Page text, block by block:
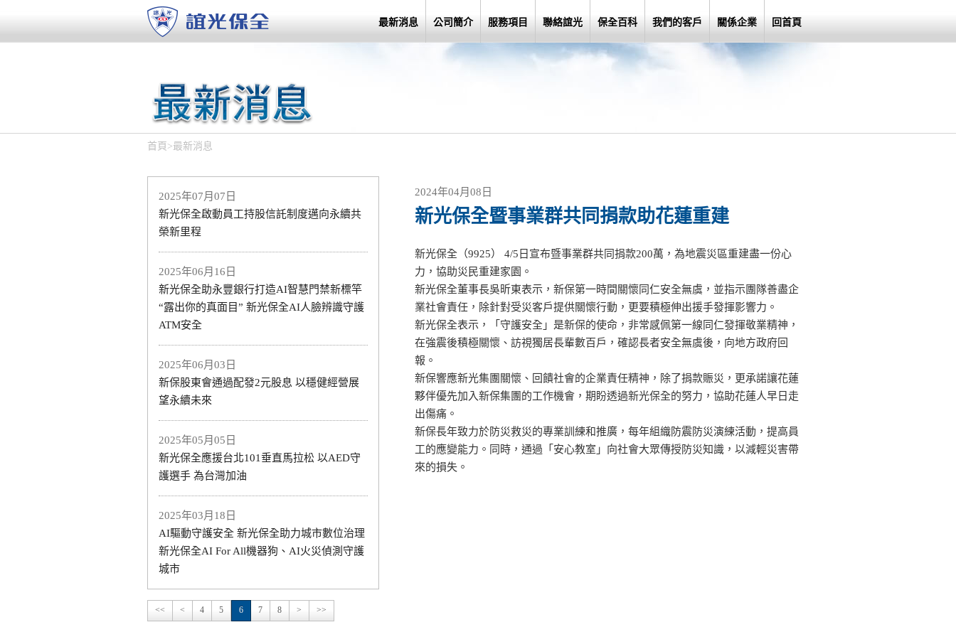
最新消息 公司簡介 服務項目 聯絡誼光 保全百科 我們的客戶 關係企業 回首頁
首頁 >最新消息
2025年07月07日
新光保全啟動員工持股信託制度邁向永續共
榮新里程
2025年06月16日
新光保全助永豐銀行打造AI智慧門禁新標竿
“露出你的真面目” 新光保全AI人臉辨識守護
ATM安全
2025年06月03日
新保股東會通過配發2元股息 以穩健經營展
望永續未來
2025年05月05日
新光保全應援台北101垂直馬拉松 以AED守
護選手 為台灣加油
2025年03月18日
AI驅動守護安全 新光保全助力城市數位治理
新光保全AI For All機器狗、AI火災偵測守護
城市
<< < 4 5 6 7 8 > >>
2024年04月08日
新光保全暨事業群共同捐款助花蓮重建
新光保全（9925） 4/5日宣布暨事業群共同捐款200萬，為地震災區重建盡一份心
力，協助災民重建家園。
新光保全董事長吳昕東表示，新保第一時間關懷同仁安全無虞，並指示團隊善盡企
業社會責任，除針對受災客戶提供關懷行動，更要積極伸出援手發揮影響力。
新光保全表示，「守護安全」是新保的使命，非常感佩第一線同仁發揮敬業精神，
在強震後積極關懷、訪視獨居長輩數百戶，確認長者安全無虞後，向地方政府回
報。
新保響應新光集團關懷、回饋社會的企業責任精神，除了捐款賑災，更承諾讓花蓮
夥伴優先加入新保集團的工作機會，期盼透過新光保全的努力，協助花蓮人早日走
出傷痛。
新保長年致力於防災救災的專業訓練和推廣，每年組織防震防災演練活動，提高員
工的應變能力。同時，通過「安心教室」向社會大眾傳授防災知識，以減輕災害帶
來的損失。